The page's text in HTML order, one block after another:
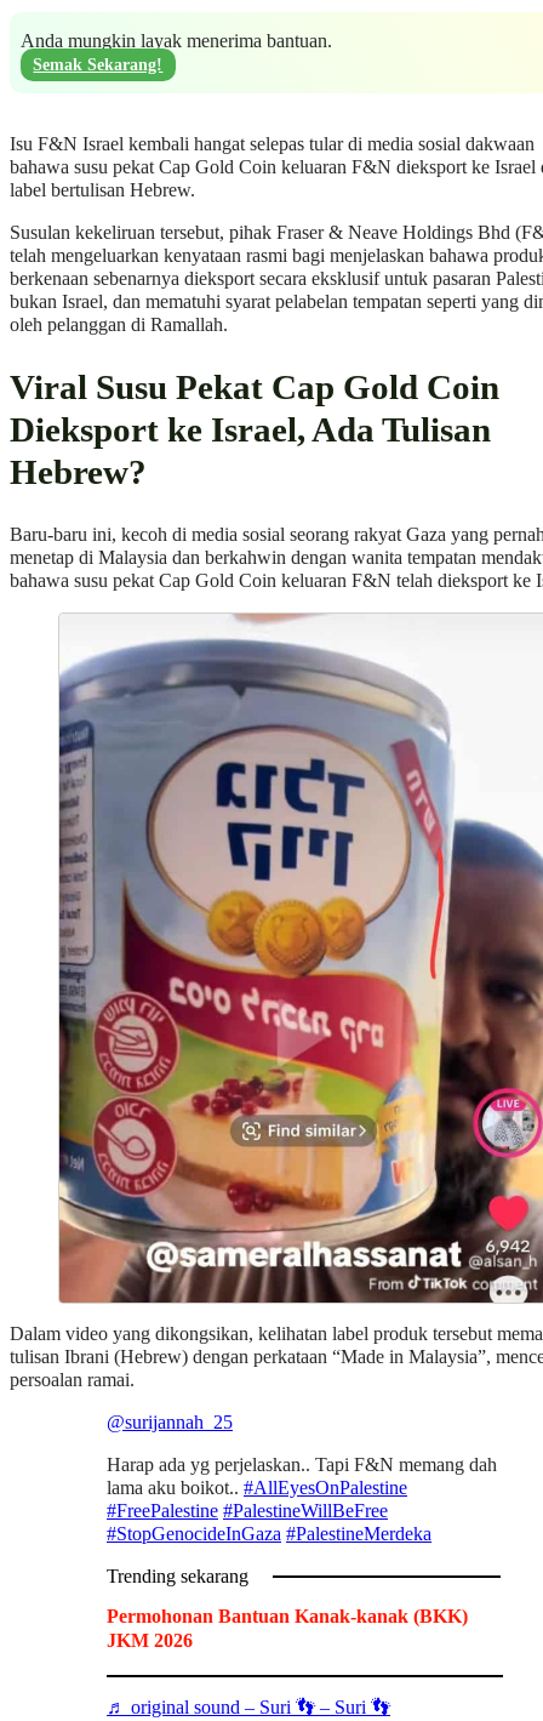
Anda mungkin layak menerima bantuan.
Semak Sekarang!
Isu F&N Israel kembali hangat selepas tular di media sosial dakwaan
bahawa susu pekat Cap Gold Coin keluaran F&N dieksport ke Israel
label bertulisan Hebrew.
Susulan kekeliruan tersebut, pihak Fraser & Neave Holdings Bhd
telah mengeluarkan kenyataan rasmi bagi menjelaskan bahawa
berkenaan sebenarnya dieksport secara eksklusif untuk pasaran
bukan Israel, dan mematuhi syarat pelabelan tempatan seperti yang
oleh pelanggan di Ramallah.
Viral Susu Pekat Cap Gold Coin
Dieksport ke Israel, Ada Tulisan
Hebrew?
Baru-baru ini, kecoh di media sosial seorang rakyat Gaza yang
menetap di Malaysia dan berkahwin dengan wanita tempatan
bahawa susu pekat Cap Gold Coin keluaran F&N telah dieksport ke
Dalam video yang dikongsikan, kelihatan label produk tersebut
tulisan Ibrani (Hebrew) dengan perkataan “Made in Malaysia”,
persoalan ramai.
@surijannah_25
Harap ada yg perjelaskan.. Tapi F&N memang dah
lama aku boikot.. #AllEyesOnPalestine
#FreePalestine #PalestineWillBeFree
#StopGenocideInGaza #PalestineMerdeka
Trending sekarang
Permohonan Bantuan Kanak-kanak (BKK)
JKM 2026
♬ original sound – Suri 👣 – Suri 👣